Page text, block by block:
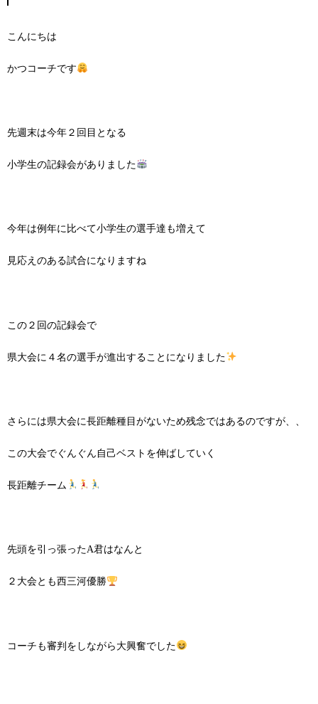
こんにちは
かつコーチです
先週末は今年２回目となる
小学生の記録会がありました
今年は例年に比べて小学生の選手達も増えて
見応えのある試合になりますね
この２回の記録会で
県大会に４名の選手が進出することになりました
さらには県大会に長距離種目がないため残念ではあるのですが、、
この大会でぐんぐん自己ベストを伸ばしていく
長距離チーム
先頭を引っ張ったA君はなんと
２大会とも西三河優勝
コーチも審判をしながら大興奮でした